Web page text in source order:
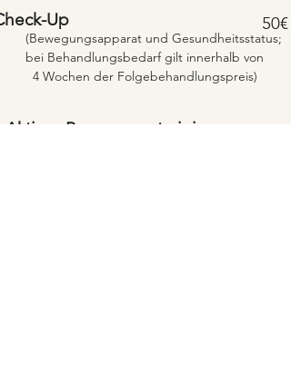
Up
und Gesundheitsstatus;
Behandlungsbedarf gilt innerhalb von
Wochen der Folgebehandlungspreis)​
50€
Aktives Bewegungstraining